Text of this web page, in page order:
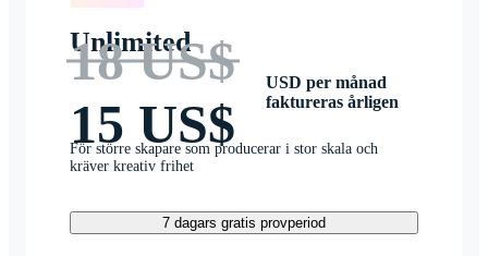
Unlimited
18 US$
15 US$
USD per månad
faktureras årligen
För större skapare som producerar i stor skala och
kräver kreativ frihet
7 dagars gratis provperiod